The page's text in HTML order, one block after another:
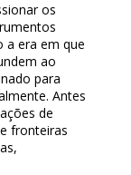
os
a era em que
ao
para
Antes
de
fronteiras